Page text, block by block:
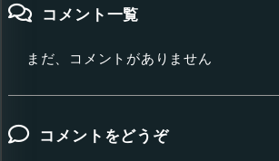
コメント一覧
まだ、コメントがありません
コメントをどうぞ